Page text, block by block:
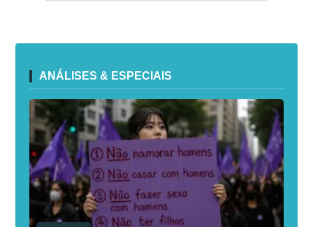
ANÁLISES & ESPECIAIS